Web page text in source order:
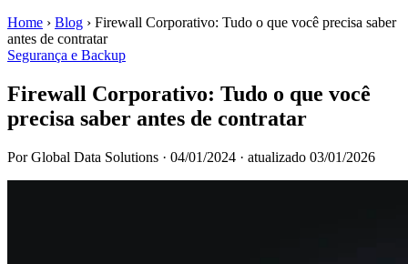
Home › Blog › Firewall Corporativo: Tudo o que você precisa saber
antes de contratar
Segurança e Backup
Firewall Corporativo: Tudo o que você
precisa saber antes de contratar
Por Global Data Solutions · 04/01/2024 · atualizado 03/01/2026